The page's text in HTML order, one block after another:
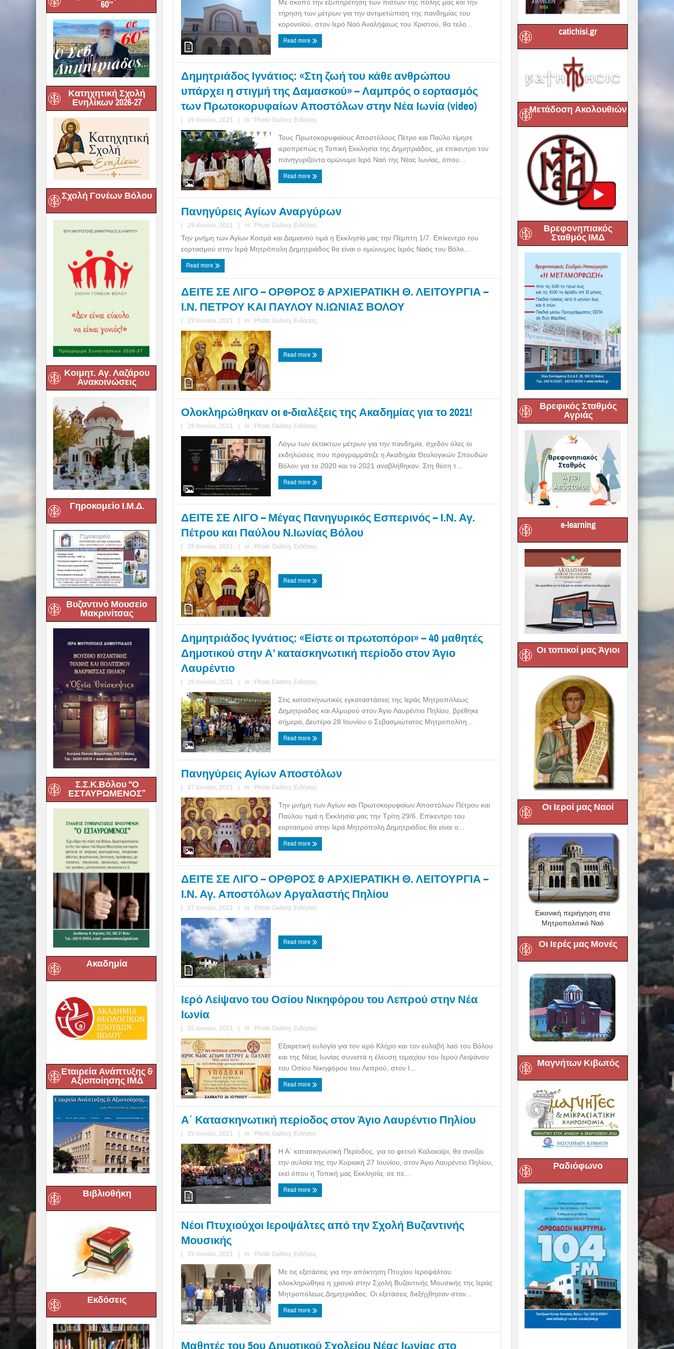
60″
Κατηχητική Σχολή
Ενηλίκων 2026-27
Σχολή Γονέων Βόλου
Κοιμητ. Αγ. Λαζάρου
Ανακοινώσεις
Γηροκομείο Ι.Μ.Δ.
Βυζαντινό Μουσείο
Μακρινίτσας
Σ.Σ.Κ.Βόλου “Ο
ΕΣΤΑΥΡΩΜΕΝΟΣ”
Ακαδημία
Εταιρεία Ανάπτυξης &
Αξιοποίησης ΙΜΔ
Βιβλιοθήκη
Εκδόσεις
Με σκοπό την εξυπηρέτηση των πιστών της πόλης μας και την
τήρηση των μέτρων για την αντιμετώπιση της πανδημίας του
κορονοϊού, στον Ιερό Ναό Αναλήψεως του Χριστού, θα τελο...
Read more
Δημητριάδος Ιγνάτιος: «Στη ζωή του κάθε ανθρώπου
υπάρχει η στιγμή της Δαμασκού» – Λαμπρός ο εορτασμός
των Πρωτοκορυφαίων Αποστόλων στην Νέα Ιωνία (video)
29 Ιουνίου, 2021 in : Photo Gallery, Ειδήσεις
Τους Πρωτοκορυφαίους Αποστόλους Πέτρο και Παύλο τίμησε
ιεροπρεπώς η Τοπική Εκκλησία της Δημητριάδος, με επίκεντρο τον
πανηγυρίζοντα ομώνυμο Ιερό Ναό της Νέας Ιωνίας, όπου...
Read more
Πανηγύρεις Αγίων Αναργύρων
29 Ιουνίου, 2021 in : Photo Gallery, Ειδήσεις
Την μνήμη των Αγίων Κοσμά και Δαμιανού τιμά η Εκκλησία μας την Πέμπτη 1/7. Επίκεντρο του
εορτασμού στην Ιερά Μητρόπολη Δημητριάδος θα είναι ο ομώνυμος Ιερός Ναός του Βόλο...
Read more
ΔΕΙΤΕ ΣΕ ΛΙΓΟ – ΟΡΘΡΟΣ & ΑΡΧΙΕΡΑΤΙΚΗ Θ. ΛΕΙΤΟΥΡΓΙΑ –
Ι.Ν. ΠΕΤΡΟΥ ΚΑΙ ΠΑΥΛΟΥ Ν.ΙΩΝΙΑΣ ΒΟΛΟΥ
29 Ιουνίου, 2021 in : Photo Gallery, Ειδήσεις
Read more
Ολοκληρώθηκαν οι e-διαλέξεις της Ακαδημίας για το 2021!
28 Ιουνίου, 2021 in : Photo Gallery, Ειδήσεις
Λόγω των έκτακτων μέτρων για την πανδημία, σχεδόν όλες οι
εκδηλώσεις που προγραμμάτιζε η Ακαδημία Θεολογικών Σπουδών
Βόλου για το 2020 και το 2021 αναβλήθηκαν. Στη θέση τ...
Read more
ΔΕΙΤΕ ΣΕ ΛΙΓΟ – Μέγας Πανηγυρικός Εσπερινός – Ι.Ν. Αγ.
Πέτρου και Παύλου Ν.Ιωνίας Βόλου
28 Ιουνίου, 2021 in : Photo Gallery, Ειδήσεις
Read more
Δημητριάδος Ιγνάτιος: «Είστε οι πρωτοπόροι» – 40 μαθητές
Δημοτικού στην Α’ κατασκηνωτική περίοδο στον Άγιο
Λαυρέντιο
28 Ιουνίου, 2021 in : Photo Gallery, Ειδήσεις
Στις κατασκηνωτικές εγκαταστάσεις της Ιεράς Μητροπόλεως
Δημητριάδος και Αλμυρού στον Άγιο Λαυρέντιο Πηλίου, βρέθηκε
σήμερα, Δευτέρα 28 Ιουνίου ο Σεβασμιώτατος Μητροπολίτη...
Read more
Πανηγύρεις Αγίων Αποστόλων
27 Ιουνίου, 2021 in : Photo Gallery, Ειδήσεις
Την μνήμη των Αγίων και Πρωτοκορυφαίων Αποστόλων Πέτρου και
Παύλου τιμά η Εκκλησία μας την Τρίτη 29/6. Επίκεντρο του
εορτασμού στην Ιερά Μητρόπολη Δημητριάδος θα είναι ο...
Read more
ΔΕΙΤΕ ΣΕ ΛΙΓΟ – ΟΡΘΡΟΣ & ΑΡΧΙΕΡΑΤΙΚΗ Θ. ΛΕΙΤΟΥΡΓΙΑ –
Ι.Ν. Αγ. Αποστόλων Αργαλαστής Πηλίου
27 Ιουνίου, 2021 in : Photo Gallery, Ειδήσεις
Read more
Ιερό Λείψανο του Οσίου Νικηφόρου του Λεπρού στην Νέα
Ιωνία
25 Ιουνίου, 2021 in : Photo Gallery, Ειδήσεις
Εξαιρετική ευλογία για τον ιερό Κλήρο και τον ευλαβή λαό του Βόλου
και της Νέας Ιωνίας συνιστά η έλευση τεμαχίου του Ιερού Λειψάνου
του Οσίου Νικηφόρου του Λεπρού, στον Ι...
Read more
Α΄ Κατασκηνωτική περίοδος στον Άγιο Λαυρέντιο Πηλίου
25 Ιουνίου, 2021 in : Photo Gallery, Ειδήσεις
Η Α΄ κατασκηνωτική Περίοδος, για το φετινό Καλοκαίρι, θα ανοίξει
την αυλαία της την Κυριακή 27 Ιουνίου, στον Άγιο Λαυρέντιο Πηλίου,
εκεί όπου η Τοπική μας Εκκλησία, σε πε...
Read more
Νέοι Πτυχιούχοι Ιεροψάλτες από την Σχολή Βυζαντινής
Μουσικής
25 Ιουνίου, 2021 in : Photo Gallery, Ειδήσεις
Με τις εξετάσεις για την απόκτηση Πτυχίου Ιεροψάλτου
ολοκληρώθηκε η χρονιά στην Σχολή Βυζαντινής Μουσικής της Ιεράς
Μητροπόλεως Δημητριάδος. Οι εξετάσεις διεξήχθησαν στον...
Read more
Μαθητές του 5ου Δημοτικού Σχολείου Νέας Ιωνίας στο
catichisi.gr
Μετάδοση Ακολουθιών
Βρεφονηπιακός
Σταθμός ΙΜΔ
Βρεφικός Σταθμός
Αγριάς
e-learning
Οι τοπικοί μας Άγιοι
Οι Ιεροί μας Ναοί
Εικονική περιήγηση στο
Μητροπολιτικό Ναό
Οι Ιερές μας Μονές
Μαγνήτων Κιβωτός
Ραδιόφωνο